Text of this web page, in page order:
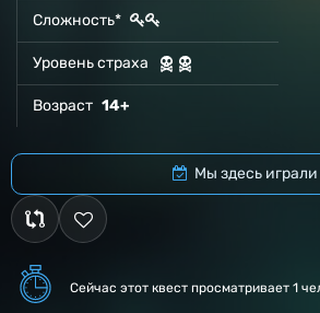
Сложность*
Уровень страха
Возраст 14+
Мы здесь играли
Сейчас этот квест просматривает 1